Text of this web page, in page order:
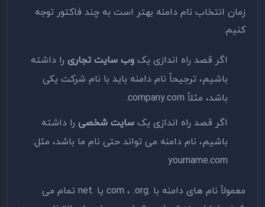
زمان انتخاب نام دامنه بهتر است به چند فاکتور توجه
کنیم:
اگر قصد راه اندازی یک وب سایت تجاری را داشته
باشیم، ترجیحاً نام دامنه باید با نام شرکت یکی
باشد، مثلاً company.com.
اگر قصد راه اندازی یک سایت شخصی را داشته
باشیم، نام دامنه می تواند حتی نام ما باشد، مثل:
yourname.com
معمولاً نام های دامنه با .com ، .org یا .net تمام می